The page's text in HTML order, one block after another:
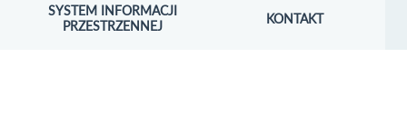
SYSTEM INFORMACJI
PRZESTRZENNEJ
OTWORZY SIĘ W NOWYM OKNIE KONTAKT